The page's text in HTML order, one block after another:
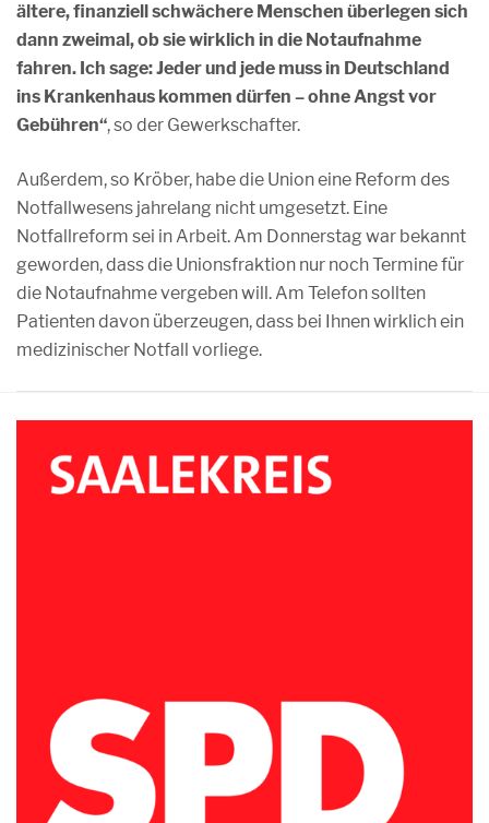
ältere, finanziell schwächere Menschen überlegen sich
dann zweimal, ob sie wirklich in die Notaufnahme
fahren. Ich sage: Jeder und jede muss in Deutschland
ins Krankenhaus kommen dürfen – ohne Angst vor
Gebühren“, so der Gewerkschafter.
Außerdem, so Kröber, habe die Union eine Reform des
Notfallwesens jahrelang nicht umgesetzt. Eine
Notfallreform sei in Arbeit. Am Donnerstag war bekannt
geworden, dass die Unionsfraktion nur noch Termine für
die Notaufnahme vergeben will. Am Telefon sollten
Patienten davon überzeugen, dass bei Ihnen wirklich ein
medizinischer Notfall vorliege.